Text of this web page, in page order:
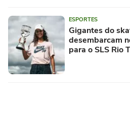
ESPORTES
Gigantes do
desembarcam
para o SLS Rio